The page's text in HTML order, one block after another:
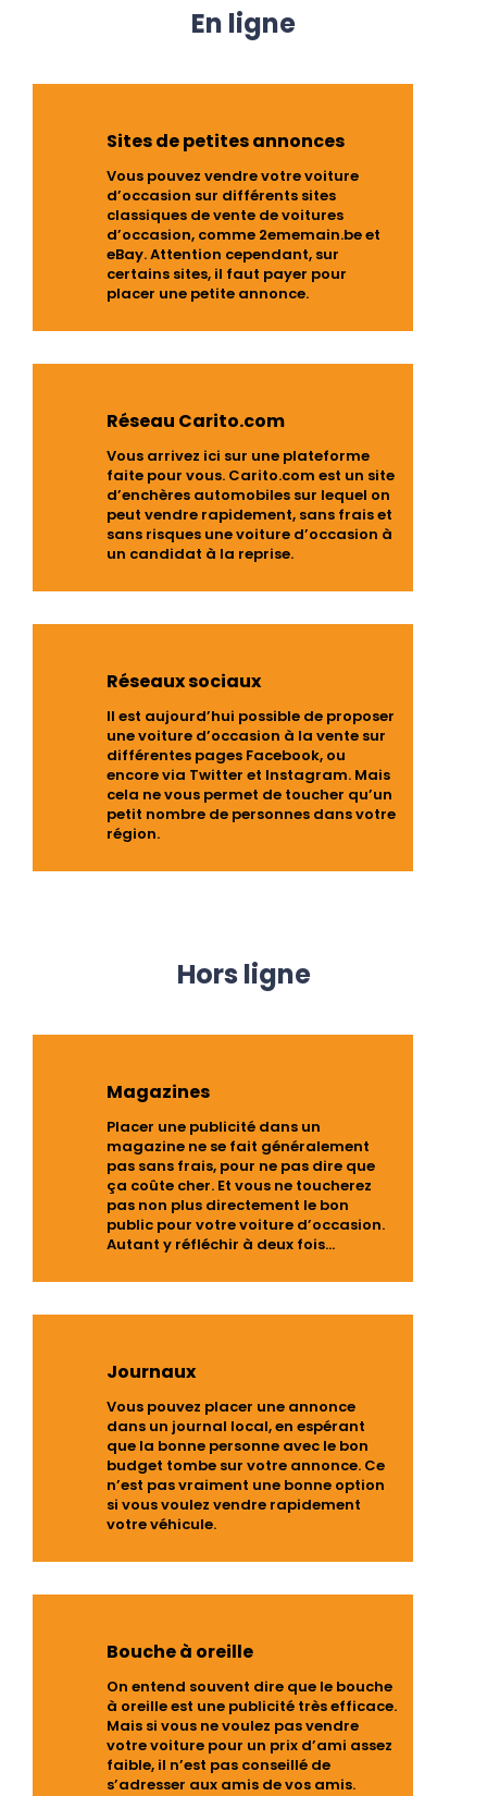
En ligne
Sites de petites annonces
Vous pouvez vendre votre voiture
d’occasion sur différents sites
classiques de vente de voitures
d’occasion, comme 2ememain.be et
eBay. Attention cependant, sur
certains sites, il faut payer pour
placer une petite annonce.
Réseau Carito.com
Vous arrivez ici sur une plateforme
faite pour vous. Carito.com est un site
d’enchères automobiles sur lequel on
peut vendre rapidement, sans frais et
sans risques une voiture d’occasion à
un candidat à la reprise.
Réseaux sociaux
Il est aujourd’hui possible de proposer
une voiture d’occasion à la vente sur
différentes pages Facebook, ou
encore via Twitter et Instagram. Mais
cela ne vous permet de toucher qu’un
petit nombre de personnes dans votre
région.
Hors ligne
Magazines
Placer une publicité dans un
magazine ne se fait généralement
pas sans frais, pour ne pas dire que
ça coûte cher. Et vous ne toucherez
pas non plus directement le bon
public pour votre voiture d’occasion.
Autant y réfléchir à deux fois…
Journaux
Vous pouvez placer une annonce
dans un journal local, en espérant
que la bonne personne avec le bon
budget tombe sur votre annonce. Ce
n’est pas vraiment une bonne option
si vous voulez vendre rapidement
votre véhicule.
Bouche à oreille
On entend souvent dire que le bouche
à oreille est une publicité très efficace.
Mais si vous ne voulez pas vendre
votre voiture pour un prix d’ami assez
faible, il n’est pas conseillé de
s’adresser aux amis de vos amis.